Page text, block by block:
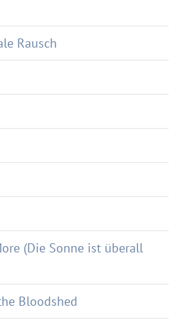
Rausch
(Die Sonne ist überall
Bloodshed